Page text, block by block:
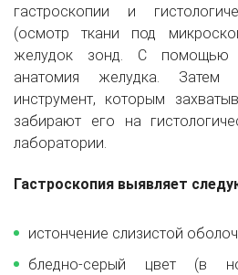
гастроскопии и
(осмотр ткани под
желудок зонд. С помощью
анатомия желудка. Затем
инструмент, которым
забирают его на
лаборатории.
Гастроскопия выявляет
истончение слизистой
бледно-серый цвет (в